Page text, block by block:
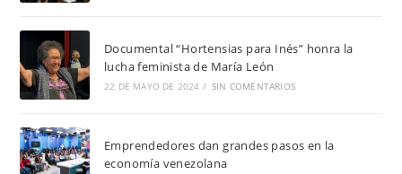
Documental “Hortensias para Inés” honra la
lucha feminista de María León
22 DE MAYO DE 2024 / SIN COMENTARIOS
Emprendedores dan grandes pasos en la
economía venezolana